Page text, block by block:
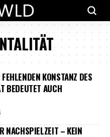
KONSTANZ DES
BEDEUTET AUCH
NACHSPIELZEIT – KEIN